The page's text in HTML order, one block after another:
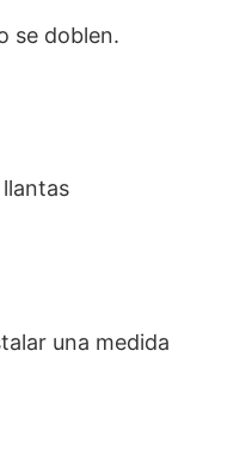
se doblen.
una medida